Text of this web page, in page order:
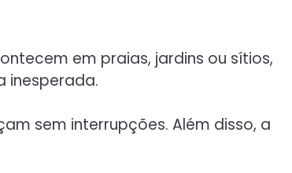
em praias, jardins ou sítios,
inesperada.
sem interrupções. Além disso, a